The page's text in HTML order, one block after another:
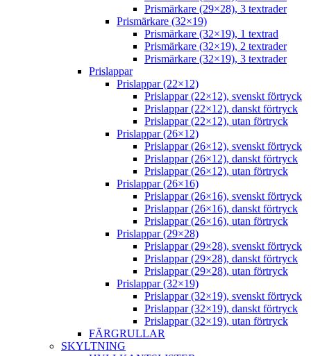
Prismärkare (29×28), 3 textrader
Prismärkare (32×19)
Prismärkare (32×19), 1 textrad
Prismärkare (32×19), 2 textrader
Prismärkare (32×19), 3 textrader
Prislappar
Prislappar (22×12)
Prislappar (22×12), svenskt förtryck
Prislappar (22×12), danskt förtryck
Prislappar (22×12), utan förtryck
Prislappar (26×12)
Prislappar (26×12), svenskt förtryck
Prislappar (26×12), danskt förtryck
Prislappar (26×12), utan förtryck
Prislappar (26×16)
Prislappar (26×16), svenskt förtryck
Prislappar (26×16), danskt förtryck
Prislappar (26×16), utan förtryck
Prislappar (29×28)
Prislappar (29×28), svenskt förtryck
Prislappar (29×28), danskt förtryck
Prislappar (29×28), utan förtryck
Prislappar (32×19)
Prislappar (32×19), svenskt förtryck
Prislappar (32×19), danskt förtryck
Prislappar (32×19), utan förtryck
FÄRGRULLAR
SKYLTNING